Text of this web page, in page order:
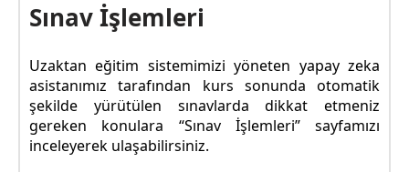
Sınav İşlemleri
Uzaktan eğitim sistemimizi yöneten yapay zeka
asistanımız tarafından kurs sonunda otomatik
şekilde yürütülen sınavlarda dikkat etmeniz
gereken konulara “Sınav İşlemleri” sayfamızı
inceleyerek ulaşabilirsiniz.